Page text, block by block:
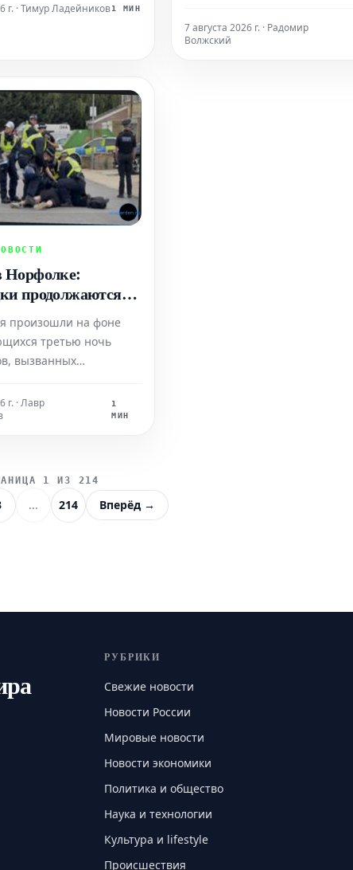
г. · Тимур Ладейников1 МИН
интеллектом. Впервые
опубликовала официальные
7 августа 2026 г. · Радомир
Волжский
Норфолке:
продолжаются
произошли на фоне
третью ночь
вызванных
графства
г. · Лавр
1
МИН
1 ИЗ 214
... 214 Вперёд →
РУБРИКИ
Свежие новости
Новости России
Мировые новости
Новости экономики
Политика и общество
Наука и технологии
Культура и lifestyle
Происшествия